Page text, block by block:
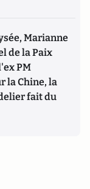
Marianne
de la Paix
PM
la Chine, la
fait du